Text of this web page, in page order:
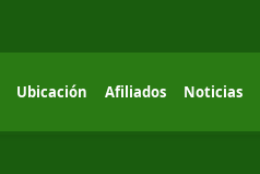
Ubicación Afiliados Noticias